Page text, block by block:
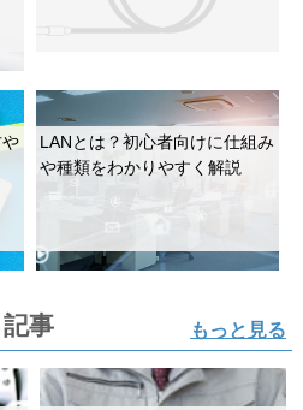
LANとは？初心者向けに仕組み
や種類をわかりやすく解説
事 もっと見る